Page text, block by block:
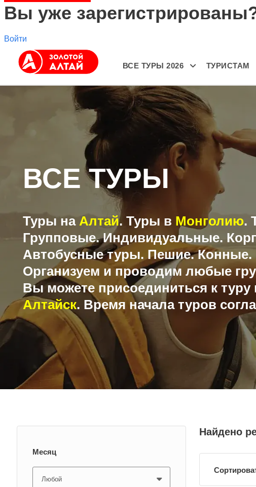
Вы уже
Войти
ВСЕ ТУРЫ 2026 ТУРИСТАМ
ВСЕ ТУРЫ
Туры на Алтай. Туры в Монголию.
Групповые. Индивидуальные.
Автобусные туры. Пешие.
Организуем и проводим любые
Вы можете присоединиться к
Алтайск. Время начала туров
Месяц
Найдено